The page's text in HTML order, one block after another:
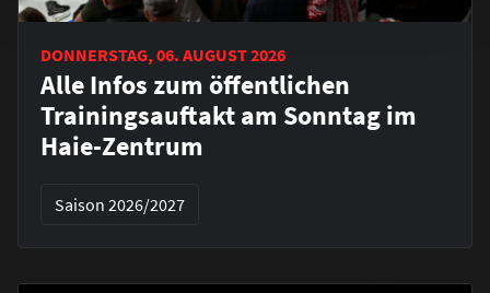
DONNERSTAG, 06. AUGUST 2026
Alle Infos zum öffentlichen
Trainingsauftakt am Sonntag im
Haie-Zentrum
Saison 2026/2027